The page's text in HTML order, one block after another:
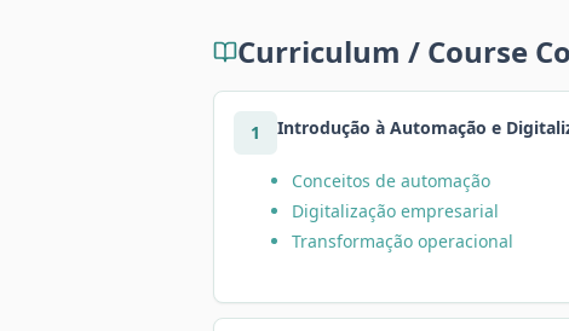
Curriculum / Course
1 Introdução à Automação e
Conceitos de automação
Digitalização empresarial
Transformação operacional